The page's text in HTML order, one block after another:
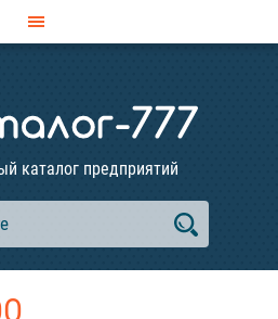
каталог предприятий